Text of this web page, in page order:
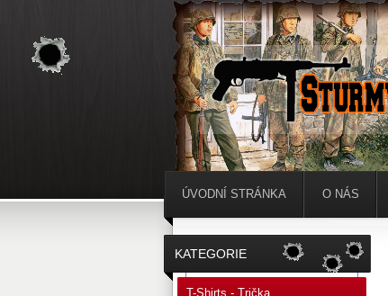
KATEGORIE
T-Shirts - Trička
ÚVODNÍ STRÁNKA O NÁS